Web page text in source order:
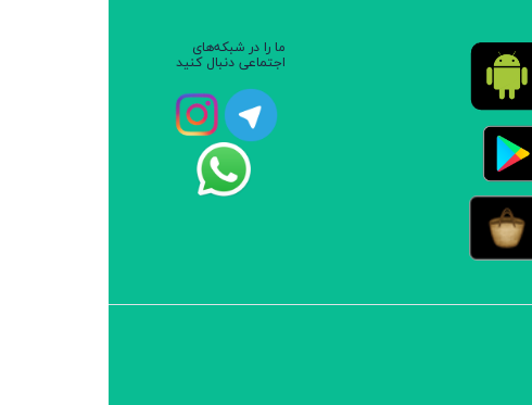
ما را در شبکه‌های
اجتماعی دنبال کنید